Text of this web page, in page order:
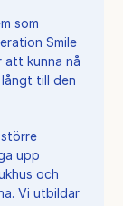
som
Smile
att kunna nå
till den
upp
och
Vi utbildar